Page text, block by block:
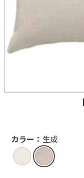
カラー： 生成